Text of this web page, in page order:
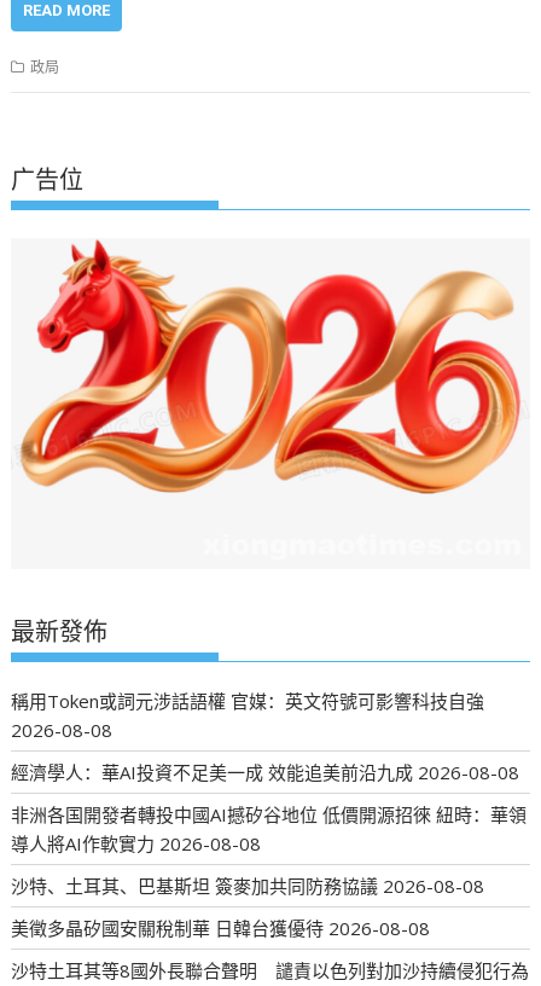
READ MORE
政局
广告位
最新發佈
稱用Token或詞元涉話語權 官媒：英文符號可影響科技自強
2026-08-08
經濟學人：華AI投資不足美一成 效能追美前沿九成 2026-08-08
非洲各国開發者轉投中國AI撼矽谷地位 低價開源招徠 紐時：華領
導人將AI作軟實力 2026-08-08
沙特、土耳其、巴基斯坦 簽麥加共同防務協議 2026-08-08
美徵多晶矽國安關稅制華 日韓台獲優待 2026-08-08
沙特土耳其等8國外長聯合聲明 譴責以色列對加沙持續侵犯行為